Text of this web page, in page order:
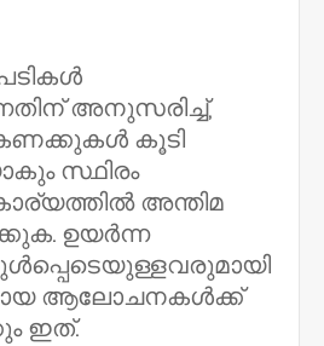
അനുസരിച്ച്,
കൂടി
സ്ഥിരം
അന്തിമ
ഉയർന്ന
ആലോചനകൾക്ക്
ഇത്.